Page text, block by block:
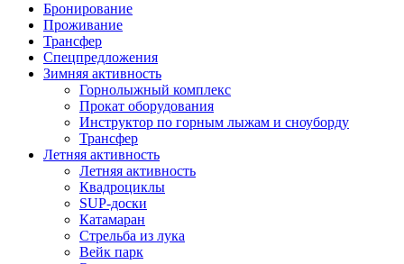
Бронирование
Проживание
Трансфер
Спецпредложения
Зимняя активность
Горнолыжный комплекс
Прокат оборудования
Инструктор по горным лыжам и сноуборду
Трансфер
Летняя активность
Летняя активность
Квадроциклы
SUP-доски
Катамаран
Стрельба из лука
Вейк парк